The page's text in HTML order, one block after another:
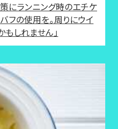
にランニング時のエチケ
フの使用を。周りにウイ
しれません」